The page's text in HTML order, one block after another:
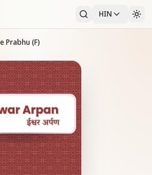
HIN
Prabhu (F)